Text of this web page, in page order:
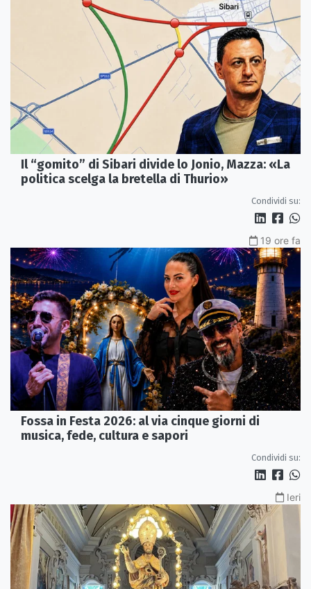
Il “gomito” di Sibari divide lo Jonio, Mazza: «La
politica scelga la bretella di Thurio»
Condividi su:
19 ore fa
Fossa in Festa 2026: al via cinque giorni di
musica, fede, cultura e sapori
Condividi su:
Ieri